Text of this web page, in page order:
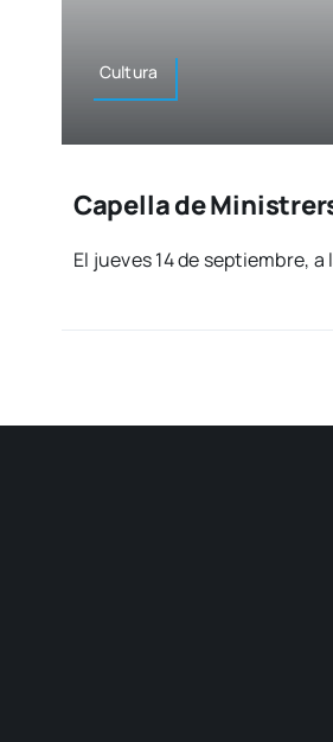
Cul­tu­ra
Capella de
El jue­ves 14 de sep­tiem­bre,